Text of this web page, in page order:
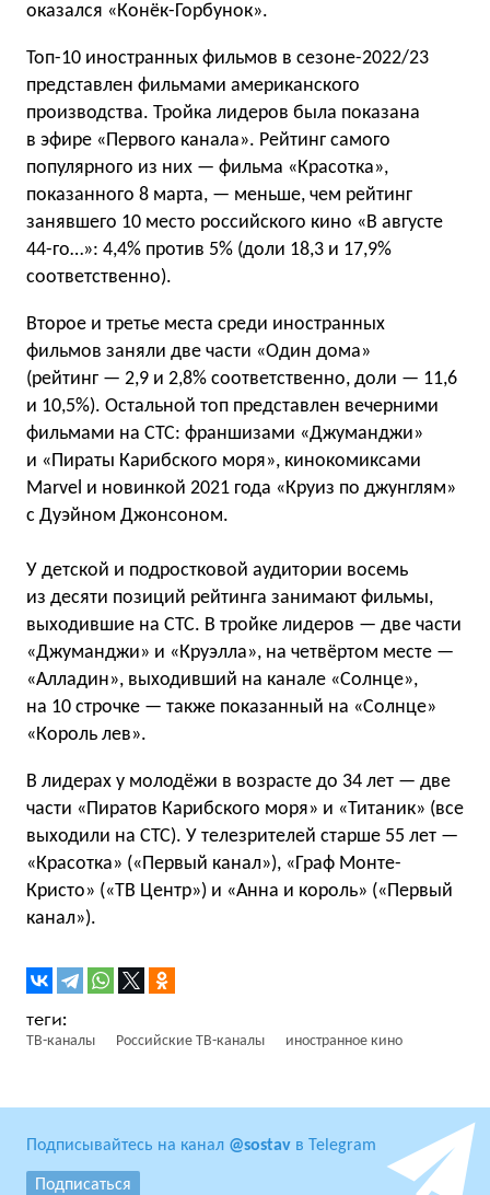
оказался «Конёк-Горбунок».
Топ-10 иностранных фильмов в сезоне-2022/23
представлен фильмами американского
производства. Тройка лидеров была показана
в эфире «Первого канала». Рейтинг самого
популярного из них — фильма «Красотка»,
показанного 8 марта, — меньше, чем рейтинг
занявшего 10 место российского кино «В августе
44-го…»: 4,4% против 5% (доли 18,3 и 17,9%
соответственно).
Второе и третье места среди иностранных
фильмов заняли две части «Один дома»
(рейтинг — 2,9 и 2,8% соответственно, доли — 11,6
и 10,5%). Остальной топ представлен вечерними
фильмами на СТС: франшизами «Джуманджи»
и «Пираты Карибского моря», кинокомиксами
Marvel и новинкой 2021 года «Круиз по джунглям»
с Дуэйном Джонсоном.
У детской и подростковой аудитории восемь
из десяти позиций рейтинга занимают фильмы,
выходившие на СТС. В тройке лидеров — две части
«Джуманджи» и «Круэлла», на четвёртом месте —
«Алладин», выходивший на канале «Солнце»,
на 10 строчке — также показанный на «Солнце»
«Король лев».
В лидерах у молодёжи в возрасте до 34 лет — две
части «Пиратов Карибского моря» и «Титаник» (все
выходили на СТС). У телезрителей старше 55 лет —
«Красотка» («Первый канал»), «Граф Монте-
Кристо» («ТВ Центр») и «Анна и король» («Первый
канал»).
ТВ-каналы Российские ТВ-каналы иностранное кино
Подписывайтесь на канал @sostav в Telegram
Подписаться